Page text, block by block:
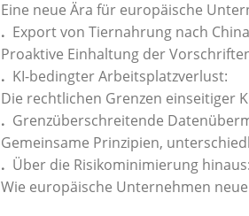
Eine neue Ära für europäische
. Export von Tiernahrung nach
Proaktive Einhaltung der
. KI-bedingter Arbeitsplatzverlust:
Die rechtlichen Grenzen einseitiger
. Grenzüberschreitende
Gemeinsame Prinzipien,
. Über die Risikominimierung hinaus:
Wie europäische Unternehmen